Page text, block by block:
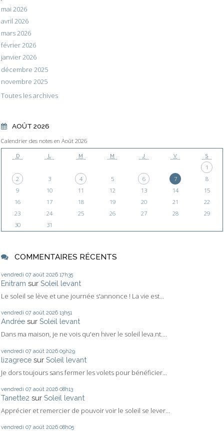
mai 2026
avril 2026
mars 2026
février 2026
janvier 2026
décembre 2025
novembre 2025
Toutes les archives
AOÛT 2026
Calendrier des notes en Août 2026
D L M M J V S
1
2
3 4 5 6 7
8
9
10 11 12 13 14
15
16
17 18 19 20 21
22
23
24 25 26 27 28
29
30
31
COMMENTAIRES RÉCENTS
vendredi 07 août 2026 17h35
Enitram sur Soleil levant
Le soleil se lève et une journée s'annonce ! La vie est...
vendredi 07 août 2026 13h51
Andrée sur Soleil levant
Dans ma maison, je ne vois qu'en hiver le soleil leva.nt....
vendredi 07 août 2026 09h29
lizagrece sur Soleil levant
Je dors toujours sans fermer les volets pour bénéficier...
vendredi 07 août 2026 08h13
Tanette2 sur Soleil levant
Apprécier et remercier de pouvoir voir le soleil se lever...
vendredi 07 août 2026 08h05